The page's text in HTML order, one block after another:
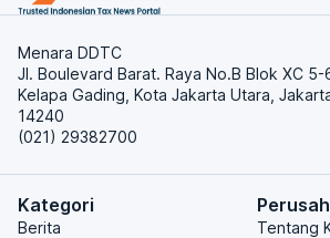
Menara DDTC
Jl. Boulevard Barat. Raya No.B Blok XC 5-
Kelapa Gading, Kota Jakarta Utara,
14240
(021) 29382700
Kategori
Berita
Tentang